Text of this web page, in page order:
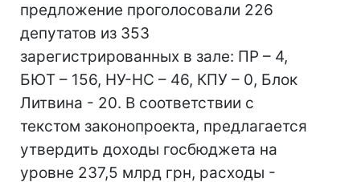
предложение проголосовали 226
депутатов из 353
зарегистрированных в зале: ПР – 4,
БЮТ – 156, НУ-НС – 46, КПУ – 0, Блок
Литвина - 20. В соответствии с
текстом законопроекта, предлагается
утвердить доходы госбюджета на
уровне 237,5 млрд грн, расходы -